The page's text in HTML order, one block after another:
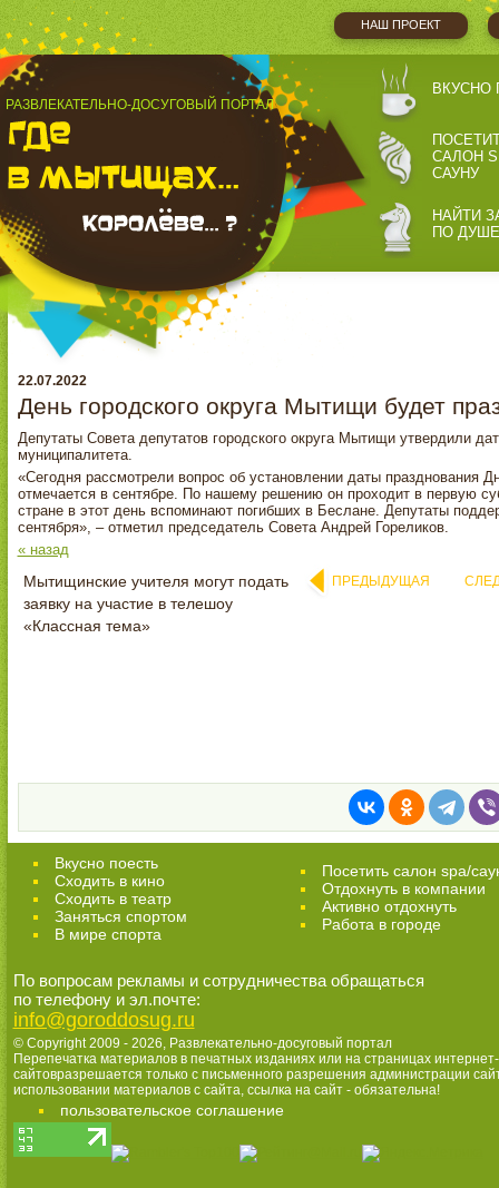
НАШ ПРОЕКТ
РАЗВЛЕКАТЕЛЬНО-ДОСУГОВЫЙ ПОРТАЛ
ВКУСНО
САЛОН
САУНУ
НАЙТИ
ПО ДУШЕ
22.07.2022
День городского округа Мытищи будет
Депутаты Совета депутатов городского округа Мытищи утвердили
муниципалитета.
«Сегодня рассмотрели вопрос об установлении даты празднования
отмечается в сентябре. По нашему решению он проходит в первую
стране в этот день вспоминают погибших в Беслане. Депутаты
сентября», – отметил председатель Совета Андрей Гореликов.
« назад
Мытищинские учителя могут подать
заявку на участие в телешоу
«Классная тема»
ПРЕДЫДУЩАЯ
Вкусно поесть
Сходить в кино
Cходить в театр
Заняться спортом
В мире спорта
Посетить салон spa/
Отдохнуть в компании
Активно отдохнуть
Работа в городе
По вопросам рекламы и сотрудничества обращаться
по телефону и эл.почте:
info@goroddosug.ru
© Copyright 2009 - 2026, Развлекательно-досуговый портал
Перепечатка материалов в печатных изданиях или на страницах интернет-
сайтовразрешается только с письменного разрешения администрации
использовании материалов с сайта, ссылка на сайт - обязательна!
пользовательское соглашение